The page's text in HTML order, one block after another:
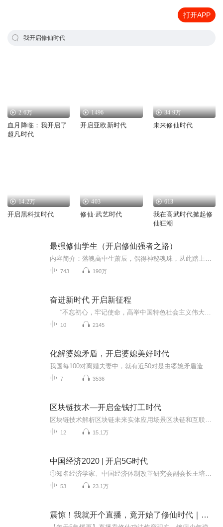
打开APP
我开启修仙时代
2.6万
血月降临：我开启了
超凡时代
1496
开启亚欧新时代
34.9万
未来修仙时代
14.2万
开启黑科技时代
403
修仙·武艺时代
613
我在高武时代掀起修
仙狂潮
最强修仙学生（开启修仙强者之路）
743 190万
奋进新时代 开启新征程
10 2145
化解婆媳矛盾，开启婆媳美好时代
7 3536
区块链技术—开启金钱打工时代
12 15.1万
中国经济2020 | 开启5G时代
53 23.1万
震惊！我就开个直播，竟开始了修仙时代｜都市修仙｜热血爽文｜多人有声剧